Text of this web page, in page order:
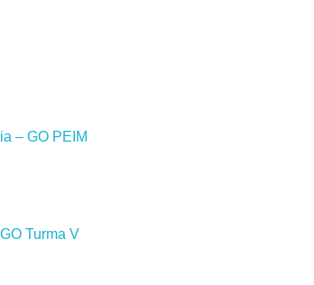
– GO PEIM
Turma V